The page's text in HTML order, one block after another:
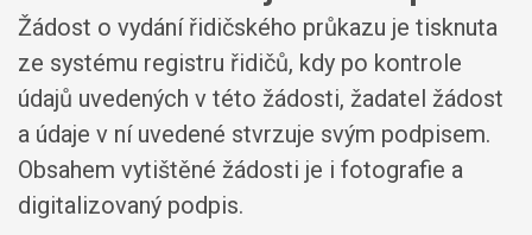
Žádost o vydání řidičského průkazu je tisknuta
ze systému registru řidičů, kdy po kontrole
údajů uvedených v této žádosti, žadatel žádost
a údaje v ní uvedené stvrzuje svým podpisem.
Obsahem vytištěné žádosti je i fotografie a
digitalizovaný podpis.